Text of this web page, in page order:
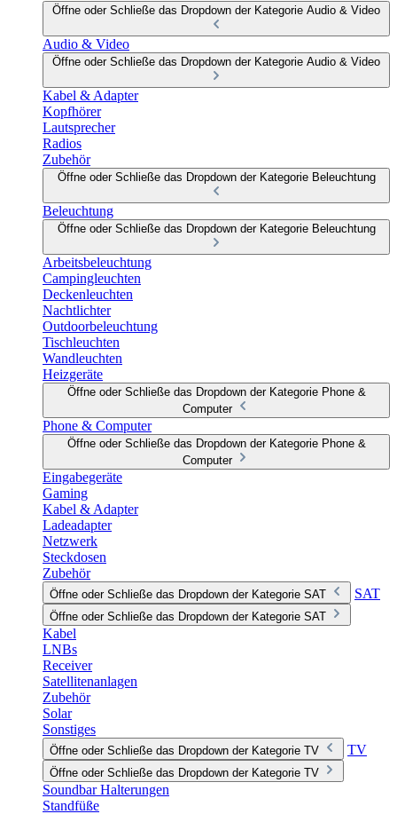
Öffne oder Schließe das Dropdown der Kategorie Audio & Video
Audio & Video
Öffne oder Schließe das Dropdown der Kategorie Audio & Video
Kabel & Adapter
Kopfhörer
Lautsprecher
Radios
Zubehör
Öffne oder Schließe das Dropdown der Kategorie Beleuchtung
Beleuchtung
Öffne oder Schließe das Dropdown der Kategorie Beleuchtung
Arbeitsbeleuchtung
Campingleuchten
Deckenleuchten
Nachtlichter
Outdoorbeleuchtung
Tischleuchten
Wandleuchten
Heizgeräte
Öffne oder Schließe das Dropdown der Kategorie Phone &
Computer
Phone & Computer
Öffne oder Schließe das Dropdown der Kategorie Phone &
Computer
Eingabegeräte
Gaming
Kabel & Adapter
Ladeadapter
Netzwerk
Steckdosen
Zubehör
Öffne oder Schließe das Dropdown der Kategorie SAT SAT
Öffne oder Schließe das Dropdown der Kategorie SAT
Kabel
LNBs
Receiver
Satellitenanlagen
Zubehör
Solar
Sonstiges
Öffne oder Schließe das Dropdown der Kategorie TV TV
Öffne oder Schließe das Dropdown der Kategorie TV
Soundbar Halterungen
Standfüße